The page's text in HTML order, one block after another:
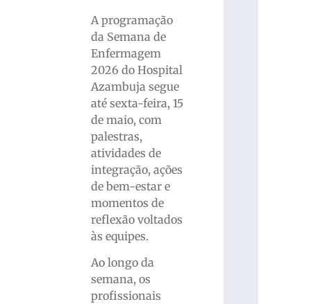
A programação
da Semana de
Enfermagem
2026 do Hospital
Azambuja segue
até sexta-feira, 15
de maio, com
palestras,
atividades de
integração, ações
de bem-estar e
momentos de
reflexão voltados
às equipes.
Ao longo da
semana, os
profissionais